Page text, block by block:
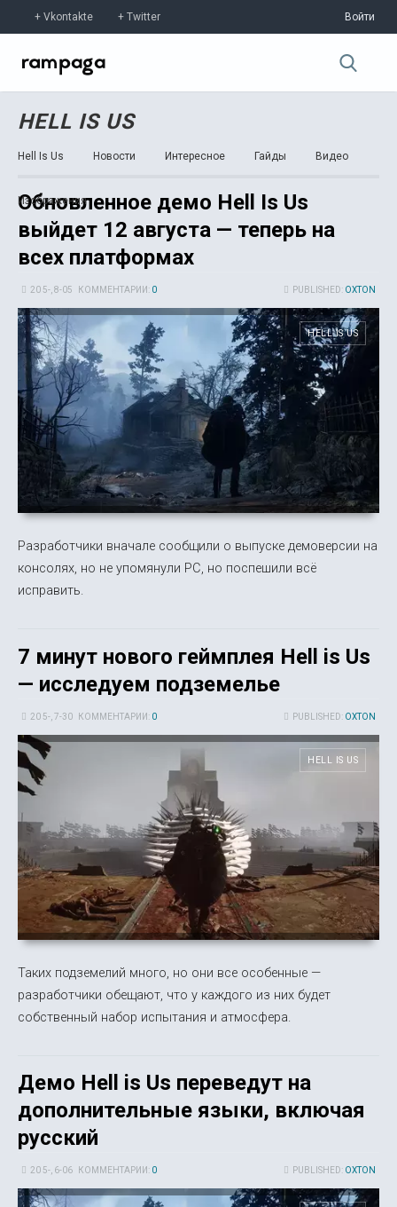
Vkontakte Twitter Войти
HELL IS US
Hell Is Us Новости Интересное Гайды Видео
Изображения
Обновленное демо Hell Is Us
выйдет 12 августа — теперь на
всех платформах
PUBLISHED: OXTON
20 5-, 8-05 КОММЕНТАРИИ: 0
HELL IS US
Разработчики вначале сообщили о выпуске демоверсии на
консолях, но не упомянули PC, но поспешили всё
исправить.
7 минут нового геймплея Hell is Us
— исследуем подземелье
PUBLISHED: OXTON
20 5-, 7-30 КОММЕНТАРИИ: 0
HELL IS US
Таких подземелий много, но они все особенные —
разработчики обещают, что у каждого из них будет
собственный набор испытания и атмосфера.
Демо Hell is Us переведут на
дополнительные языки, включая
русский
PUBLISHED: OXTON
20 5-, 6-06 КОММЕНТАРИИ: 0